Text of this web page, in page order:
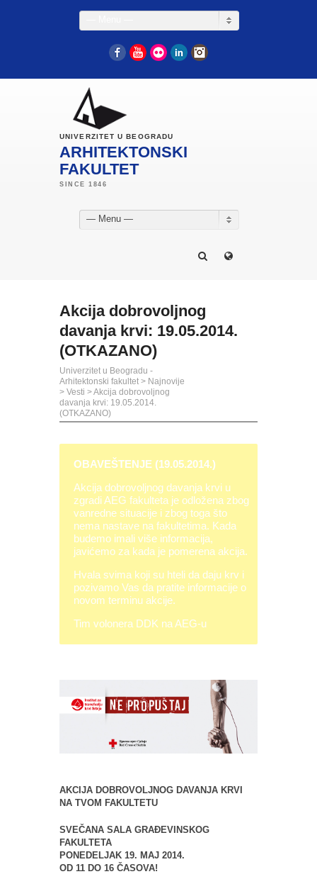
FacebookYouTube
Flickr LinkedIn
UNIVERZITET U BEOGRADU
ARHITEKTONSKI
FAKULTET
— Menu —
Akcija dobrovoljnog
davanja krvi: 19.05.2014.
(OTKAZANO)
Univerzitet u Beogradu -
Arhitektonski fakultet > Najnovije
> Vesti >Akcija dobrovoljnog
davanja krvi: 19.05.2014.
(OTKAZANO)
OBAVEŠTENJE (19.05.2014.)
Akcija dobrovoljnog davanja krvi u
zgradi AEG fakulteta je odložena zbog
vanredne situacije i zbog toga što
nema nastave na fakultetima. Kada
budemo imali više informacija,
javićemo za kada je pomerena akcija.
Hvala svima koji su hteli da daju krv i
pozivamo Vas da pratite informacije o
novom terminu akcije.
Tim volonera DDK na AEG-u
AKCIJA DOBROVOLJNOG DAVANJA KRVI
NA TVOM FAKULTETU
SVEČANA SALA GRAĐEVINSKOG
FAKULTETA
PONEDELJAK 19. MAJ 2014.
OD 11 DO 16 ČASOVA!